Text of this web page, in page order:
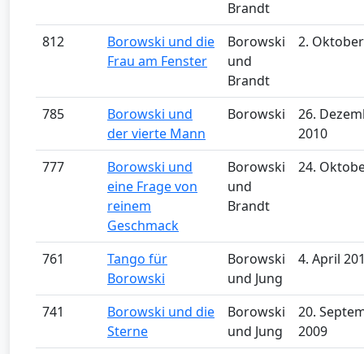
Brandt
812
Borowski und die
Frau am Fenster
Borowski
und
Brandt
2.
785
Borowski und
der vierte Mann
Borowski
26.
2010
777
Borowski und
eine Frage von
reinem
Geschmack
Borowski
und
Brandt
24.
761
Tango für
Borowski
Borowski
und Jung
4. April
741
Borowski und die
Sterne
Borowski
und Jung
20.
2009